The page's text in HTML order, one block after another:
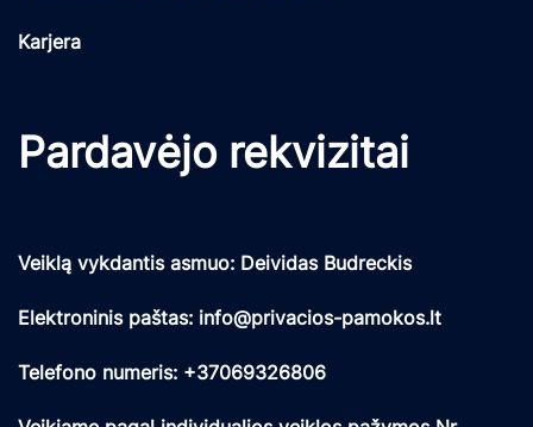
Karjera
Pardavėjo rekvizitai
Veiklą vykdantis asmuo: Deividas Budreckis
Elektroninis paštas: info@privacios-pamokos.lt
Telefono numeris: +37069326806